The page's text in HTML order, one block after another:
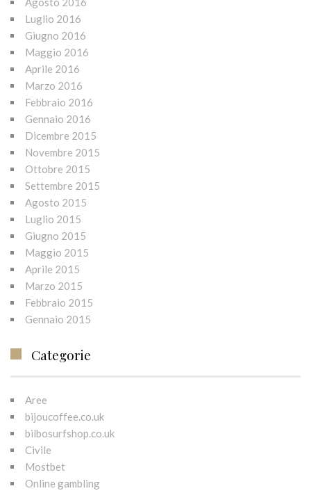
Luglio 2016
Giugno 2016
Maggio 2016
Aprile 2016
Marzo 2016
Febbraio 2016
Gennaio 2016
Dicembre 2015
Novembre 2015
Ottobre 2015
Settembre 2015
Agosto 2015
Luglio 2015
Giugno 2015
Maggio 2015
Aprile 2015
Marzo 2015
Febbraio 2015
Gennaio 2015
Categorie
Aree
bijoucoffee.co.uk
bilbosurfshop.co.uk
Civile
Mostbet
Online gambling